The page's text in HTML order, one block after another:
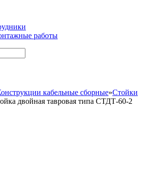
работы
кабельные сборные»Стойки
двойная тавровая типа СТДТ-60-2